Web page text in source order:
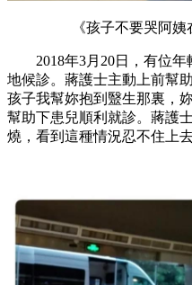
《孩子不要哭阿
2018年3月20日，有位年
地候診。蔣護士主動上前幫
孩子我幫妳抱到毉生那裏，
幫助下患兒順利就診。蔣護
燒，看到這種情況忍不住上